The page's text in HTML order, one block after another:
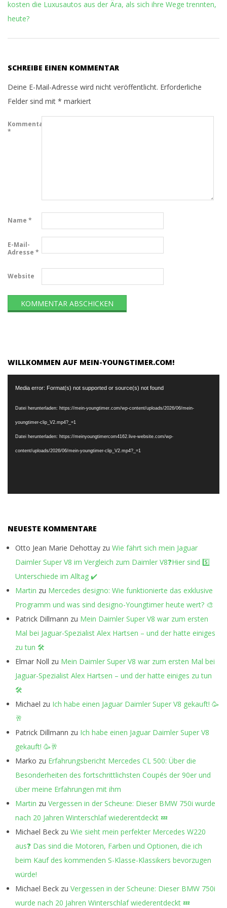
kosten die Luxusautos aus der Ära, als sich ihre Wege trennten,
heute?
SCHREIBE EINEN KOMMENTAR
Deine E-Mail-Adresse wird nicht veröffentlicht. Erforderliche
Felder sind mit * markiert
Kommentar
*
Name *
E-Mail-
Adresse *
Website
WILLKOMMEN AUF MEIN-YOUNGTIMER.COM!
Media error: Format(s) not supported or source(s) not found
Datei herunterladen: https://mein-youngtimer.com/wp-content/uploads/2026/06/mein-
youngtimer-clip_V2.mp4?_=1
Datei herunterladen: https://meinyoungtimercom4162.live-website.com/wp-
content/uploads/2026/06/mein-youngtimer-clip_V2.mp4?_=1
NEUESTE KOMMENTARE
Otto Jean Marie Dehottay zu Wie fährt sich mein Jaguar
Daimler Super V8 im Vergleich zum Daimler V8❓Hier sind 5️⃣
Unterschiede im Alltag ✔️
Martin zu Mercedes designo: Wie funktionierte das exklusive
Programm und was sind designo-Youngtimer heute wert? 🎨
Patrick Dillmann zu Mein Daimler Super V8 war zum ersten
Mal bei Jaguar-Spezialist Alex Hartsen – und der hatte einiges
zu tun 🛠️
Elmar Noll zu Mein Daimler Super V8 war zum ersten Mal bei
Jaguar-Spezialist Alex Hartsen – und der hatte einiges zu tun
🛠️
Michael zu Ich habe einen Jaguar Daimler Super V8 gekauft! 🥳
🥂
Patrick Dillmann zu Ich habe einen Jaguar Daimler Super V8
gekauft! 🥳🥂
Marko zu Erfahrungsbericht Mercedes CL 500: Über die
Besonderheiten des fortschrittlichsten Coupés der 90er und
über meine Erfahrungen mit ihm
Martin zu Vergessen in der Scheune: Dieser BMW 750i wurde
nach 20 Jahren Winterschlaf wiederentdeckt 💤
Michael Beck zu Wie sieht mein perfekter Mercedes W220
aus❓ Das sind die Motoren, Farben und Optionen, die ich
beim Kauf des kommenden S-Klasse-Klassikers bevorzugen
würde!
Michael Beck zu Vergessen in der Scheune: Dieser BMW 750i
wurde nach 20 Jahren Winterschlaf wiederentdeckt 💤